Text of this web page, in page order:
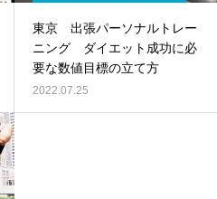
東京 出張パーソナルトレー
ニング ダイエット成功に必
要な数値目標の立て方
2022.07.25